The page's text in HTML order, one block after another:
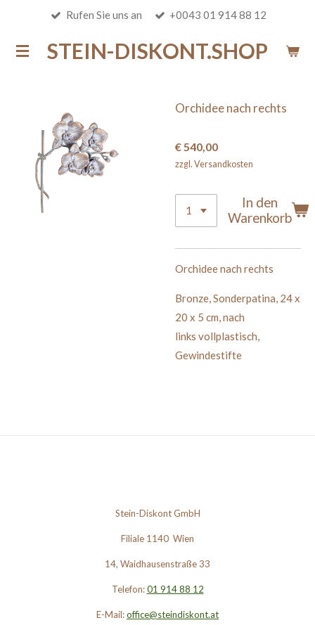
springenSTEIN-DISKONT.SHOP
Rufen Sie uns an +0043 01 914 88 12
Orchidee nach rechts
€ 540,00
zzgl. Versandkosten
In den
Warenkorb
Orchidee nach rechts
Bronze,Sonderpatina, 24 x
20 x 5 cm,nach
links vollplastisch,
Gewindestifte
Stein-Diskont GmbH
Filiale 1140 Wien
14, Waidhausenstraße 33
Telefon: 01 914 88 12
E-Mail:office@steindiskont.at